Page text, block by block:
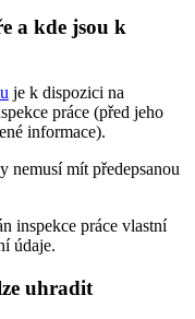
a kde jsou k
je k dispozici na
práce (před jeho
informace).
nemusí mít předepsanou
inspekce práce vlastní
údaje.
uhradit